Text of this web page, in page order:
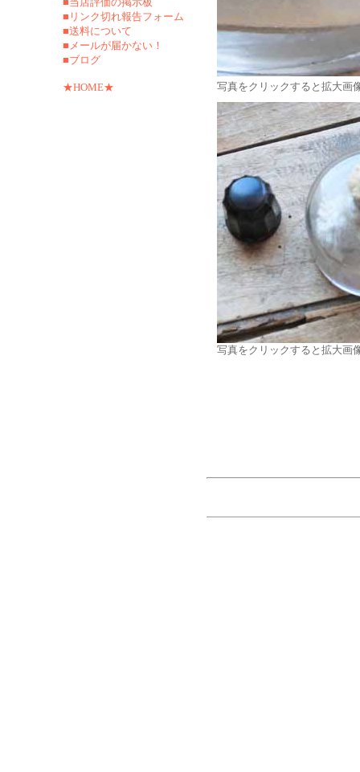
■リンク切れ報告フォーム
■送料について
■メールが届かない！
■ブログ
★HOME★ 写真をクリックすると拡大画
写真をクリックすると拡大画